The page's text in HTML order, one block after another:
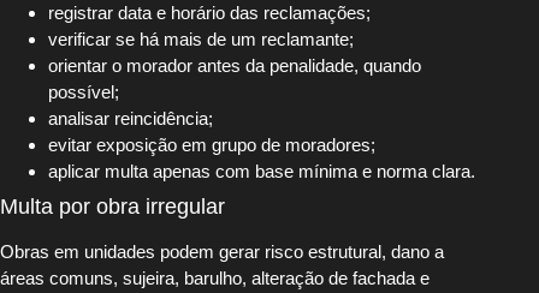
registrar data e horário das reclamações;
verificar se há mais de um reclamante;
orientar o morador antes da penalidade, quando
possível;
analisar reincidência;
evitar exposição em grupo de moradores;
aplicar multa apenas com base mínima e norma clara.
Multa por obra irregular
Obras em unidades podem gerar risco estrutural, dano a
áreas comuns, sujeira, barulho, alteração de fachada e